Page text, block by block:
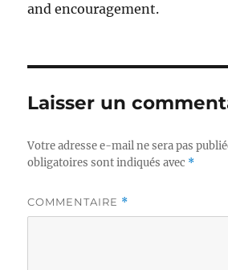
and encouragement.
Laisser un
Votre adresse e-mail ne sera pas
obligatoires sont indiqués avec *
COMMENTAIRE *